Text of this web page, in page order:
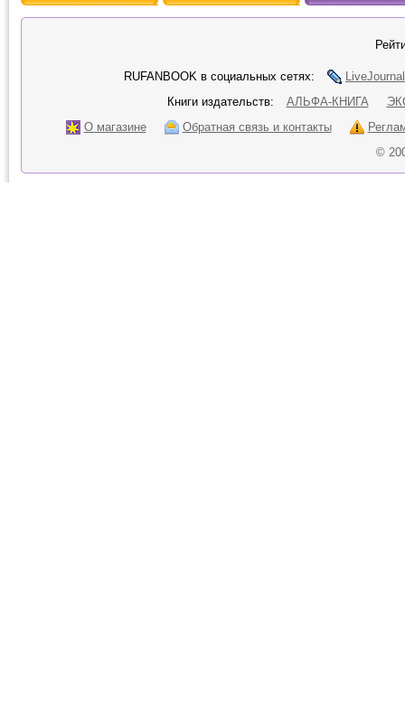
RUFANBOOK в социальных сетях:
LiveJournal
Книги издательств:
АЛЬФА-КНИГА
О магазине
Обратная связь и контакты
©